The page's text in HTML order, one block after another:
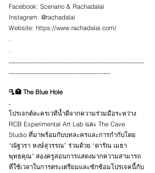
Facebook: Scenario & Rachadalai
Instagram: @rachadalai
Website: https://www.rachadalai.com/
.
.
🫗🏥 The Blue Hole
.
โปรเจกต์ละครเวทีน้ำดีจากความร่วมมือระหว่าง
RCB Experimental Art Lab และ The Cave
Studio ที่มาพร้อมกับบทละครและการกำกับโดย
“ณัฐวรา หงษ์สุวรรณ” ร่วมด้วย “ดารัณ เมธา
พุทธคุณ” สองครูสอนการแสดงมากความสามารถ
ที่ใช้เวลาในการตระเตรียมและซักซ้อมโปรเจคนี้กับ